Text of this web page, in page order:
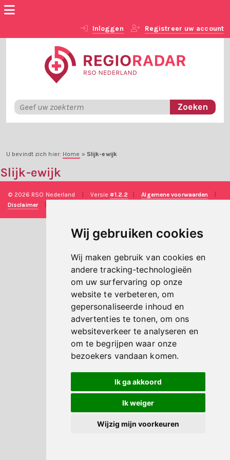
Wij gebruiken cookies
Wij maken gebruik van cookies en
andere tracking-technologieën
om uw surfervaring op onze
website te verbeteren, om
gepersonaliseerde inhoud en
advertenties te tonen, om ons
websiteverkeer te analyseren en
om te begrijpen waar onze
bezoekers vandaan komen.
Ik ga akkoord
Ik weiger
Wijzig mijn voorkeuren
Inloggen Registreer uw account
U bevindt zich hier: Home » Slijk-ewijk
Slijk-ewijk
© 2026 RSO Nederland Versie#1.2.2 Algemene voorwaarden
Disclaimer